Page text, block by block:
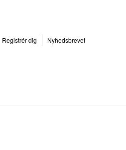
Registrér dig Nyhedsbrevet